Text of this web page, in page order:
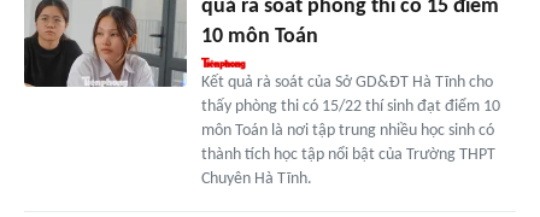
quả rà soát phòng thi có 15 điểm
10 môn Toán
Kết quả rà soát của Sở GD&ĐT Hà Tĩnh cho
thấy phòng thi có 15/22 thí sinh đạt điểm 10
môn Toán là nơi tập trung nhiều học sinh có
thành tích học tập nổi bật của Trường THPT
Chuyên Hà Tĩnh.